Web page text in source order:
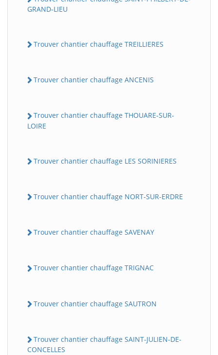
GRAND-LIEU
Trouver chantier chauffage TREILLIERES
Trouver chantier chauffage ANCENIS
Trouver chantier chauffage THOUARE-SUR-
LOIRE
Trouver chantier chauffage LES SORINIERES
Trouver chantier chauffage NORT-SUR-ERDRE
Trouver chantier chauffage SAVENAY
Trouver chantier chauffage TRIGNAC
Trouver chantier chauffage SAUTRON
Trouver chantier chauffage SAINT-JULIEN-DE-
CONCELLES